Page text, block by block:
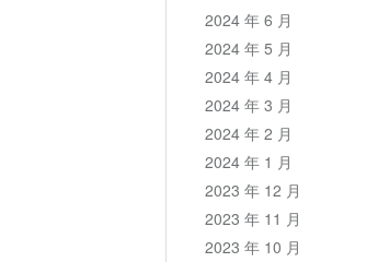
2024 年 6 月
2024 年 5 月
2024 年 4 月
2024 年 3 月
2024 年 2 月
2024 年 1 月
2023 年 12 月
2023 年 11 月
2023 年 10 月